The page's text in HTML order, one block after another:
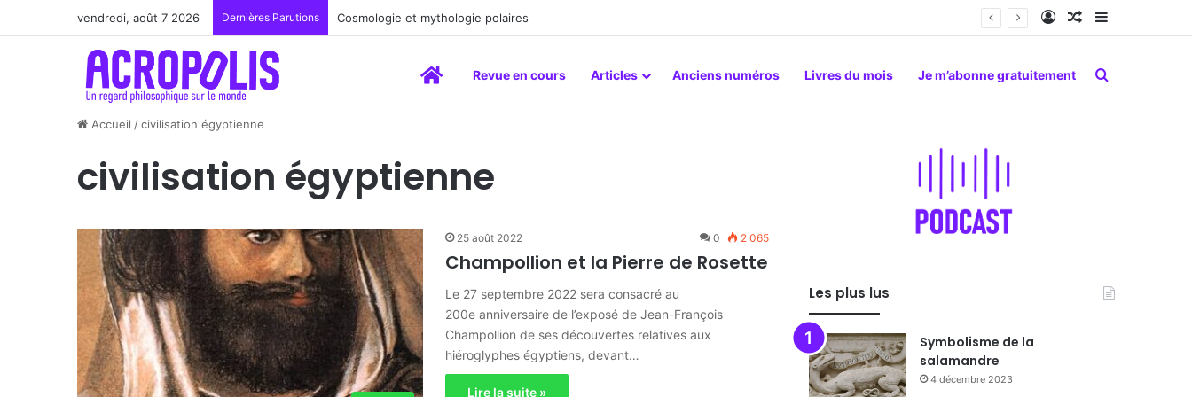
vendredi, août 7 2026 Dernières Parutions Cosmologie et mythologie polaires Connexion
Article Aléatoire
Sidebar
AccueilRevue en cours Articles Anciens numéros Livres du mois Je m’abonne gratuitement Rechercher
Accueil /civilisation égyptienne
civilisation égyptienne
25 août 2022 0 2 065
Champollion et la Pierre de Rosette
Le 27 septembre 2022 sera consacré au
200e anniversaire de l’exposé de Jean-François
Champollion de ses découvertes relatives aux
hiéroglyphes égyptiens, devant…
Lire la suite »
Les plus lus
Symbolisme de la
salamandre
4 décembre 2023